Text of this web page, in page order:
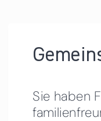
Sie haben